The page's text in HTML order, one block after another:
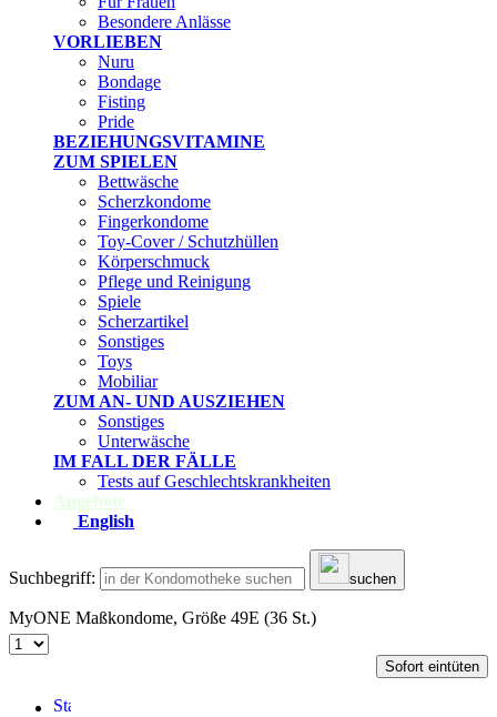
Besondere Anlässe
VORLIEBEN
Nuru
Bondage
Fisting
Pride
BEZIEHUNGSVITAMINE
ZUM SPIELEN
Bettwäsche
Scherzkondome
Fingerkondome
Toy-Cover / Schutzhüllen
Körperschmuck
Pflege und Reinigung
Spiele
Scherzartikel
Sonstiges
Toys
Mobiliar
ZUM AN- UND AUSZIEHEN
Sonstiges
Unterwäsche
IM FALL DER FÄLLE
Tests auf Geschlechtskrankheiten
Angebote
English
Suchbegriff: suchen
MyONE Maßkondome, Größe 49E (36 St.)
Sofort eintüten